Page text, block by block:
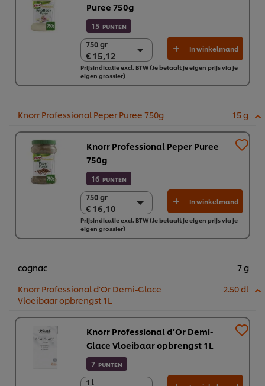
Puree 750g
15 PUNTEN
750 gr
€ 15,12
750 gr
€ 15,12
2 x 750 gr
€ 30,23
In winkelmand
Prijsindicatie excl. BTW (Je betaalt je eigen prijs via je
eigen grossier)
Knorr Professional Peper Puree 750g 15 g
Knorr Professional Peper Puree
750g
16 PUNTEN
750 gr
€ 16,10
750 gr
€ 16,10
2 x 750 gr
€ 32,19
In winkelmand
Prijsindicatie excl. BTW (Je betaalt je eigen prijs via je
eigen grossier)
cognac
7 g
Knorr Professional d’Or Demi-Glace
Vloeibaar opbrengst 1L
2.50 dl
Knorr Professional d’Or Demi-
Glace Vloeibaar opbrengst 1L
7 PUNTEN
1 l
1 l